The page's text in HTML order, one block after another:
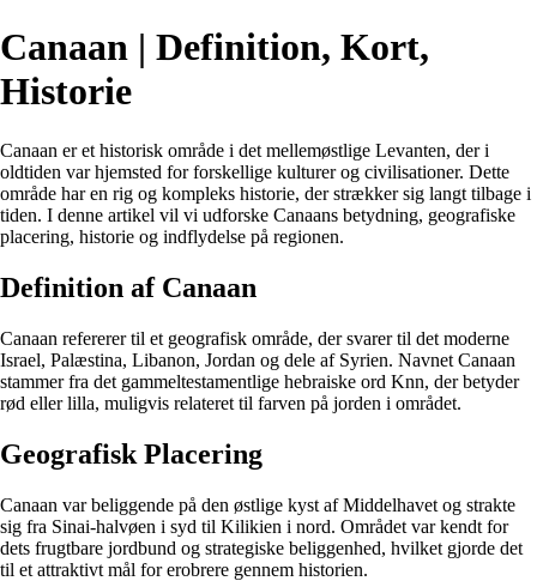
Canaan | Definition, Kort,
Historie
Canaan er et historisk område i det mellemøstlige Levanten, der i
oldtiden var hjemsted for forskellige kulturer og civilisationer. Dette
område har en rig og kompleks historie, der strækker sig langt tilbage i
tiden. I denne artikel vil vi udforske Canaans betydning, geografiske
placering, historie og indflydelse på regionen.
Definition af Canaan
Canaan refererer til et geografisk område, der svarer til det moderne
Israel, Palæstina, Libanon, Jordan og dele af Syrien. Navnet Canaan
stammer fra det gammeltestamentlige hebraiske ord Knn, der betyder
rød eller lilla, muligvis relateret til farven på jorden i området.
Geografisk Placering
Canaan var beliggende på den østlige kyst af Middelhavet og strakte
sig fra Sinai-halvøen i syd til Kilikien i nord. Området var kendt for
dets frugtbare jordbund og strategiske beliggenhed, hvilket gjorde det
til et attraktivt mål for erobrere gennem historien.